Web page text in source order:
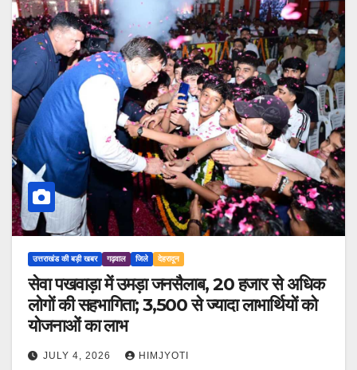
उत्तराखंड की बड़ी खबर गढ़वाल जिले देहरादून
सेवा पखवाड़ा में उमड़ा जनसैलाब, 20 हजार से अधिक
लोगों की सहभागिता; 3,500 से ज्यादा लाभार्थियों को
योजनाओं का लाभ
JULY 4, 2026 HIMJYOTI